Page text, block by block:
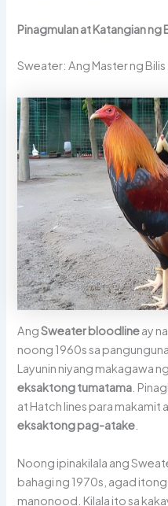
Pinagmulan at Katangian ng
Sweater: Ang Master ng Bilis
AngSweater bloodlineay
noong 1960s sa
Layunin niyang makagawa
eksaktong tumatama .
at Hatch lines para makamit
eksaktong pag-atake
Noong ipinakilala ang
bahagi ng 1970s, agad
manonood. Kilala ito sa